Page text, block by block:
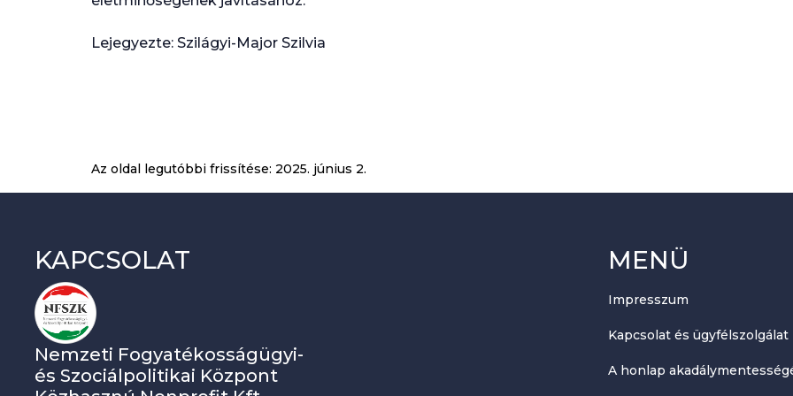
Lejegyezte: Szilágyi-Major Szilvia
Az oldal legutóbbi frissítése: 2025. június 2.
KAPCSOLAT
Nemzeti Fogyatékosságügyi-
és Szociálpolitikai Központ
MENÜ
Impresszum
Kapcsolat és ügyfélszolgálat
A honlap